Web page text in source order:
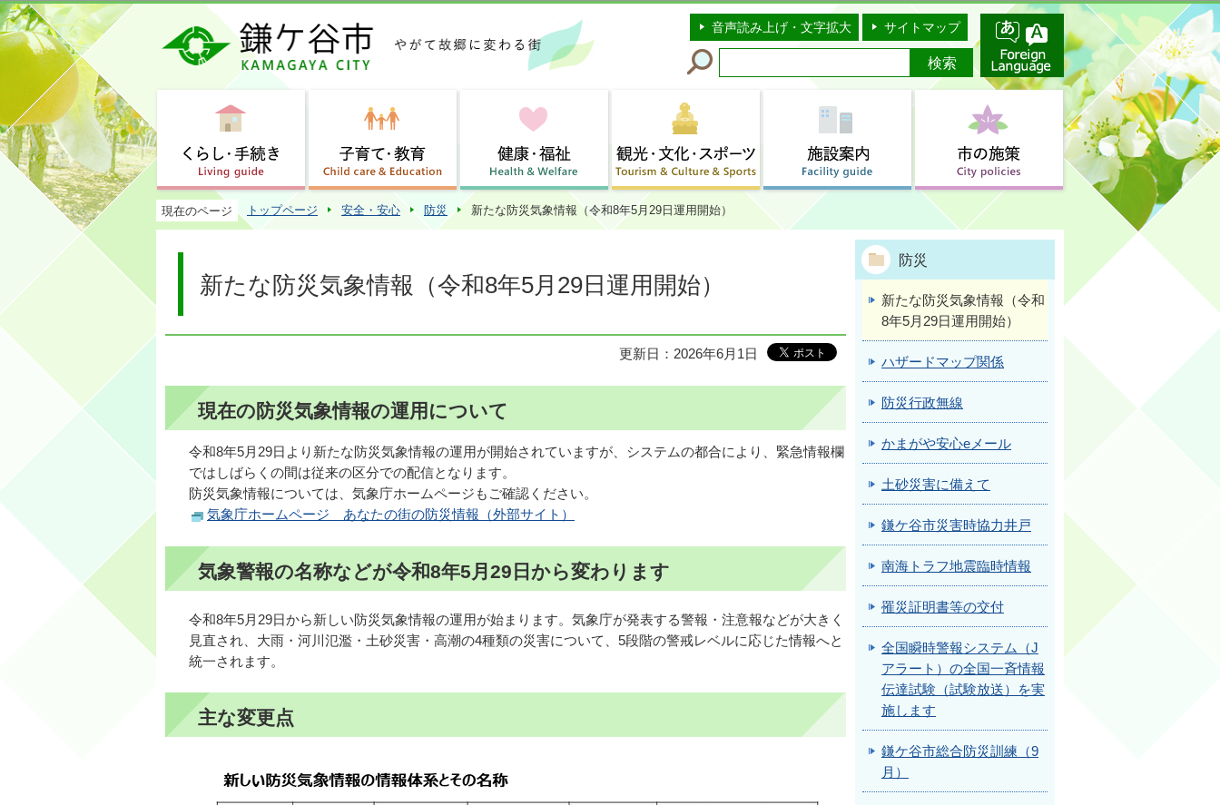
このページの本文へ移動
音声読み上げ・文字拡大 サイトマップ
現在のページ トップページ 安全・安心 防災 新たな防災気象情報（令和8年5月29日運用開始）
新たな防災気象情報（令和8年5月29日運用開始）
更新日：2026年6月1日
現在の防災気象情報の運用について
令和8年5月29日より新たな防災気象情報の運用が開始されていますが、システムの都合により、緊急情報欄
ではしばらくの間は従来の区分での配信となります。
防災気象情報については、気象庁ホームページもご確認ください。
気象庁ホームページ あなたの街の防災情報（外部サイト）
気象警報の名称などが令和8年5月29日から変わります
令和8年5月29日から新しい防災気象情報の運用が始まります。気象庁が発表する警報・注意報などが大きく
見直され、大雨・河川氾濫・土砂災害・高潮の4種類の災害について、5段階の警戒レベルに応じた情報へと
統一されます。
主な変更点
防災
新たな防災気象情報（令和
8年5月29日運用開始）
ハザードマップ関係
防災行政無線
かまがや安心eメール
土砂災害に備えて
鎌ケ谷市災害時協力井戸
南海トラフ地震臨時情報
罹災証明書等の交付
全国瞬時警報システム（J
アラート）の全国一斉情報
伝達試験（試験放送）を実
施します
鎌ケ谷市総合防災訓練（9
月）